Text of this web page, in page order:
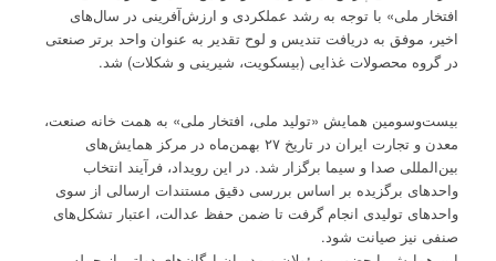
افتخار ملی» با توجه به رشد عملکردی و ارزش‌آفرینی در سال‌های
اخیر، موفق به دریافت تندیس و لوح تقدیر به عنوان واحد برتر صنعتی
در گروه محصولات غذایی (بیسکویت، شیرینی و شکلات) شد.
بیست‌وسومین همایش «تولید ملی، افتخار ملی» به همت خانه صنعت،
معدن و تجارت ایران در تاریخ ۲۷ بهمن‌ماه در مرکز همایش‌های
بین‌المللی صدا و سیما برگزار شد. در این رویداد، فرآیند انتخاب
واحدهای برگزیده بر اساس بررسی دقیق مستندات ارسالی از سوی
واحدهای تولیدی انجام گرفت تا ضمن حفظ عدالت، اعتبار تشکل‌های
صنفی نیز صیانت شود.